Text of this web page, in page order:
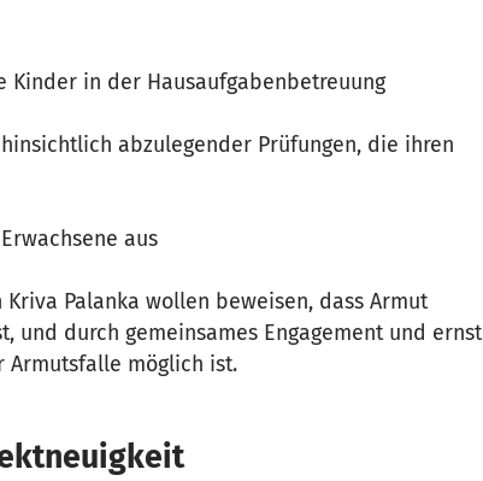
in der Hausaufgabenbetreuung
abzulegender Prüfungen, die ihren
aus
Palanka wollen beweisen, dass Armut
durch gemeinsames Engagement und ernst
Armutsfalle möglich ist.